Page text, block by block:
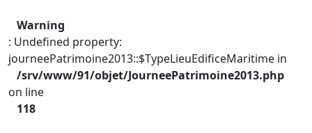
Warning
: Undefined property:
journeePatrimoine2013::$TypeLieuEdificeMaritime in
/srv/www/91/objet/JourneePatrimoine2013.php
on line
118